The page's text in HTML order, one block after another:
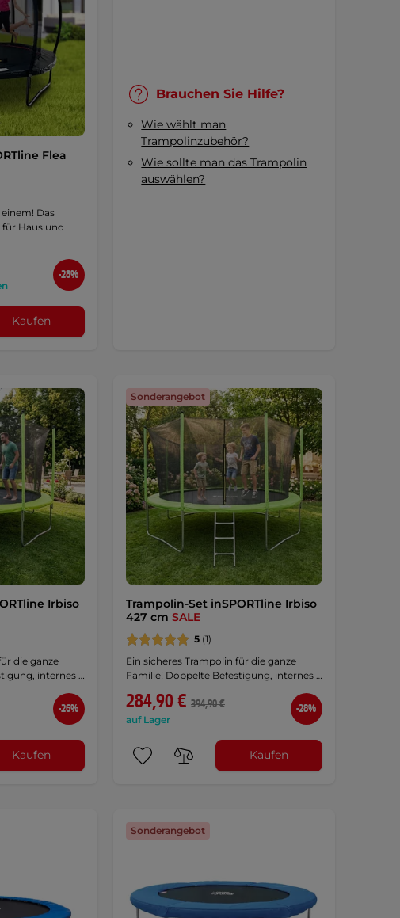
Flea
Das
Haus und
-28%
Kaufen
Brauchen Sie Hilfe?
Wie wählt man
Trampolinzubehör?
Wie sollte man das Trampolin
auswählen?
Irbiso
die ganze
internes …
-26%
Kaufen
Sonderangebot
Trampolin-Set inSPORTline Irbiso
427 cm SALE
5(1)
Ein sicheres Trampolin für die ganze
Familie! Doppelte Befestigung, internes …
284,90 € 394,90 €
auf Lager
-28%
Kaufen
Sonderangebot